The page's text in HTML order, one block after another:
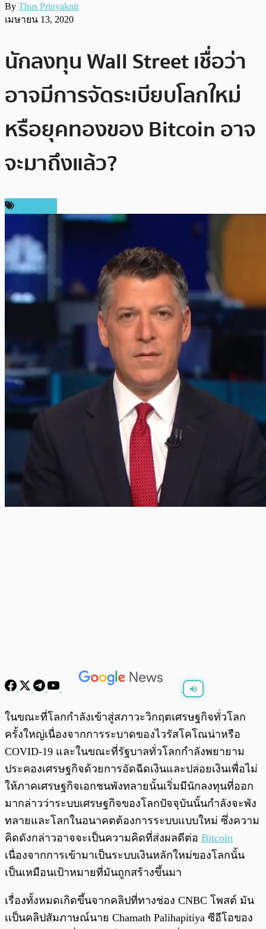
By Thus Prinyaknit
เมษายน 13, 2020
นักลงทุน Wall Street เชื่อว่า
อาจมีการจัดระเบียบโลกใหม่
หรือยุคทองของ Bitcoin อาจ
จะมาถึงแล้ว?
พร้อมเล่น 0:00 / 0:00
ในขณะที่โลกกำลังเข้าสู่สภาวะวิกฤตเศรษฐกิจทั่วโลก
ครั้งใหญ่เนื่องจากการระบาดของไวรัสโคโณน่าหรือ
COVID-19 และในขณะที่รัฐบาลทั่วโลกกำลังพยายาม
ประคองเศรษฐกิจด้วยการอัดฉีดเงินและปล่อยเงินเพื่อไม่
ให้ภาคเศรษฐกิจเอกชนพังทลายนั้นเริ่มมีนักลงทุนที่ออก
มากล่าวว่าระบบเศรษฐกิจของโลกปัจจุบันนั้นกำลังจะพัง
ทลายและโลกในอนาคตต้องการระบบแบบใหม่ ซึ่งความ
คิดดังกล่าวอาจจะเป็นความคิดที่ส่งผลดีต่อ Bitcoin
เนื่องจากการเข้ามาเป็นระบบเงินหลักใหม่ของโลกนั้น
เป็นเหมือนเป้าหมายที่มันถูกสร้างขึ้นมา
เรื่องทั้งหมดเกิดขึ้นจากคลิปที่ทางช่อง CNBC โพสต์ มัน
เเป็นคลิปสัมภาษณ์นาย Chamath Palihapitiya ซีอีโอของ